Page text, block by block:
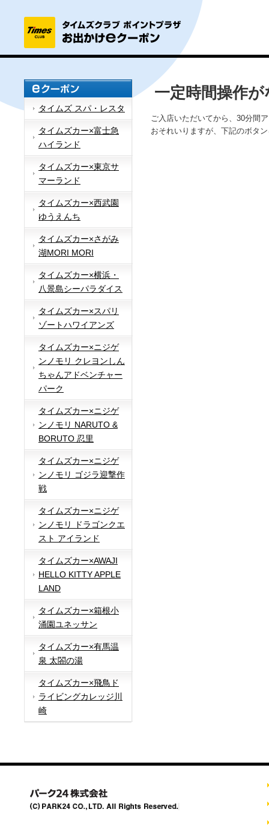
タイムズ スパ・レスタ
タイムズカー×富士急
ハイランド
タイムズカー×東京サ
マーランド
タイムズカー×西武園
ゆうえんち
タイムズカー×さがみ
湖MORI MORI
タイムズカー×横浜・
八景島シーパラダイス
タイムズカー×スパリ
ゾートハワイアンズ
タイムズカー×ニジゲ
ンノモリ クレヨンしん
ちゃんアドベンチャー
パーク
タイムズカー×ニジゲ
ンノモリ NARUTO &
BORUTO 忍里
タイムズカー×ニジゲ
ンノモリ ゴジラ迎撃作
戦
タイムズカー×ニジゲ
ンノモリ ドラゴンクエ
スト アイランド
タイムズカー×AWAJI
HELLO KITTY APPLE
LAND
タイムズカー×箱根小
涌園ユネッサン
タイムズカー×有馬温
泉 太閤の湯
タイムズカー×飛鳥ド
ライビングカレッジ川
崎
一定時間操作
ご入店いただいてから、30分間
おそれいりますが、下記のボタ